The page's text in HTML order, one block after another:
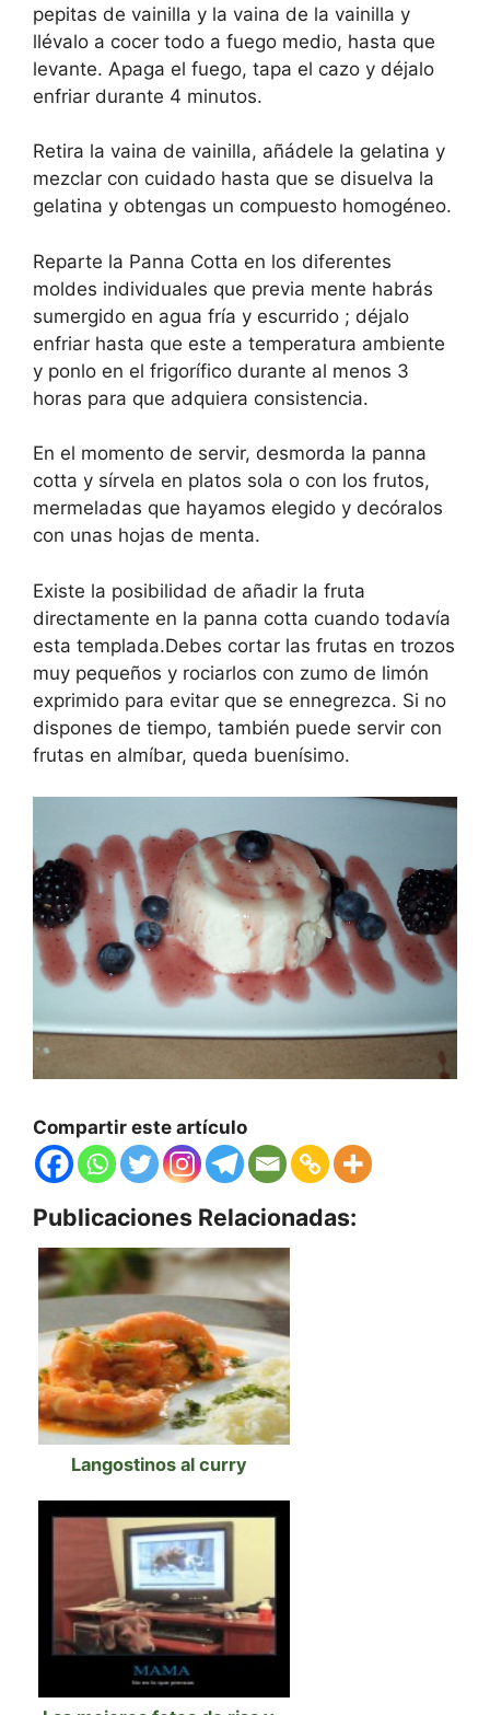
pepitas de vainilla y la vaina de la vainilla y
llévalo a cocer todo a fuego medio, hasta que
levante. Apaga el fuego, tapa el cazo y déjalo
enfriar durante 4 minutos.
Retira la vaina de vainilla, añádele la gelatina y
mezclar con cuidado hasta que se disuelva la
gelatina y obtengas un compuesto homogéneo.
Reparte la Panna Cotta en los diferentes
moldes individuales que previa mente habrás
sumergido en agua fría y escurrido ; déjalo
enfriar hasta que este a temperatura ambiente
y ponlo en el frigorífico durante al menos 3
horas para que adquiera consistencia.
En el momento de servir, desmorda la panna
cotta y sírvela en platos sola o con los frutos,
mermeladas que hayamos elegido y decóralos
con unas hojas de menta.
Existe la posibilidad de añadir la fruta
directamente en la panna cotta cuando todavía
esta templada.Debes cortar las frutas en trozos
muy pequeños y rociarlos con zumo de limón
exprimido para evitar que se ennegrezca. Si no
dispones de tiempo, también puede servir con
frutas en almíbar, queda buenísimo.
Compartir este artículo
Publicaciones Relacionadas:
Langostinos al curry